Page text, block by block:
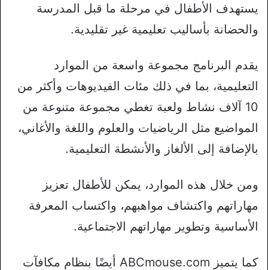
يستهدف الأطفال في مرحلة ما قبل المدرسة
والحضانة بأساليب تعليمية غير تقليدية.
يقدم البرنامج مجموعة واسعة من الموارد
التعليمية، بما في ذلك مئات الفيديوهات وأكثر من
10 آلاف نشاط ولعبة تغطي مجموعة متنوعة من
المواضيع مثل الرياضيات والعلوم واللغة والأغاني،
بالإضافة إلى الألغاز والأنشطة التعليمية.
ومن خلال هذه الموارد، يمكن للأطفال تعزيز
مهاراتهم واكتشاف مواهبهم، واكتساب المعرفة
الأساسية وتطوير مهاراتهم الاجتماعية.
كما يتميز ABCmouse.com أيضًا بنظام مكافآت